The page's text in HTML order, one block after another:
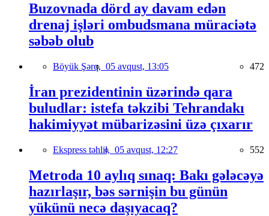
Buzovnada dörd ay davam edən
drenaj işləri ombudsmana müraciətə
səbəb olub
Böyük Şərq, 05 avqust, 13:05 472
İran prezidentinin üzərində qara
buludlar: istefa təkzibi Tehrandakı
hakimiyyət mübarizəsini üzə çıxarır
Ekspress təhlil, 05 avqust, 12:27 552
Metroda 10 aylıq sınaq: Bakı gələcəyə
hazırlaşır, bəs sərnişin bu günün
yükünü necə daşıyacaq?